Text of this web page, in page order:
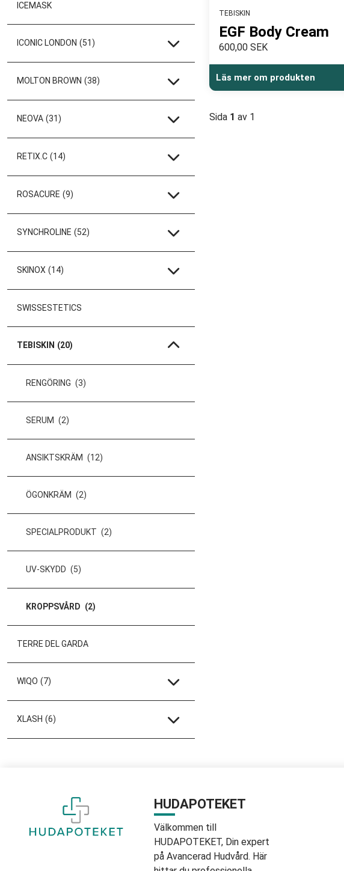
ICEMASK
ICONIC LONDON (51)
MOLTON BROWN (38)
NEOVA (31)
RETIX.C (14)
ROSACURE (9)
SYNCHROLINE (52)
SKINOX (14)
SWISSESTETICS
TEBISKIN (20)
RENGÖRING (3)
SERUM (2)
ANSIKTSKRÄM (12)
ÖGONKRÄM (2)
SPECIALPRODUKT (2)
UV-SKYDD (5)
KROPPSVÅRD (2)
TERRE DEL GARDA
WIQO (7)
XLASH (6)
TEBISKIN
EGF Body Cream
600,00 SEK
Läs mer om produkten
Sida 1 av 1
HUDAPOTEKET
Välkommen till
HUDAPOTEKET, Din expert
på Avancerad Hudvård. Här